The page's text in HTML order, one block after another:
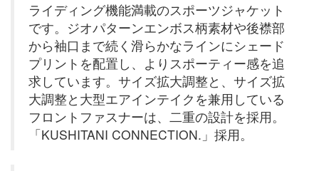
ライディング機能満載のスポーツジャケット
です。ジオパターンエンボス柄素材や後襟部
から袖口まで続く滑らかなラインにシェード
プリントを配置し、よりスポーティー感を追
求しています。サイズ拡大調整と、サイズ拡
大調整と大型エアインテイクを兼用している
フロントファスナーは、二重の設計を採用。
「KUSHITANI CONNECTION.」採用。